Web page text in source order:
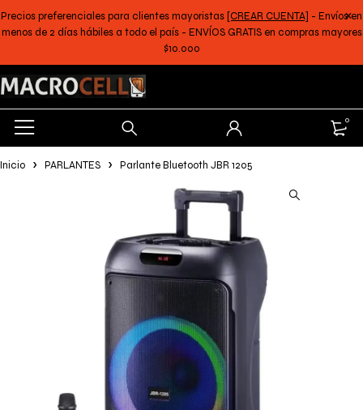
Precios preferenciales para clientes mayoristas [CREAR CUENTA] - Envíos en
menos de 2 días hábiles a todo el país - ENVÍOS GRATIS en compras mayores
$10.000
0
Inicio PARLANTES Parlante Bluetooth JBR 1205